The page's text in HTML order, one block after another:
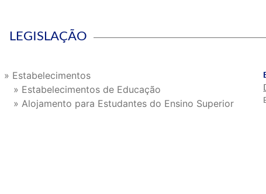
LEGISLAÇÃO
» Estabelecimentos
» Estabelecimentos de Educação
» Alojamento para Estudantes do Ensino Superior